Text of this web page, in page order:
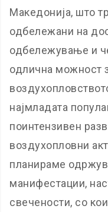
Македонија, што
одбележани на
одбележување и
одлична можност
најмладата
поинтензивен
воздухопловни
планираме
манифестации,
свечености, со